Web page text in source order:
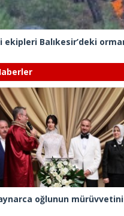
oğlunun mürüvvetini